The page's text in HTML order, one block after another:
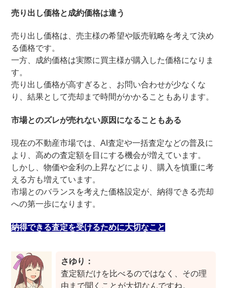
売り出し価格と成約価格は違う
売り出し価格は、売主様の希望や販売戦略を考えて決め
る価格です。
一方、成約価格は実際に買主様が購入した価格になりま
す。
売り出し価格が高すぎると、お問い合わせが少なくな
り、結果として売却まで時間がかかることもあります。
市場とのズレが売れない原因になることもある
現在の不動産市場では、AI査定や一括査定などの普及に
より、高めの査定額を目にする機会が増えています。
しかし、物価や金利の上昇などにより、購入を慎重に考
える方も増えています。
市場とのバランスを考えた価格設定が、納得できる売却
への第一歩になります。
納得できる査定を受けるために大切なこと
さゆり：
査定額だけを比べるのではなく、その理
由まで聞くことが大切なんですね。